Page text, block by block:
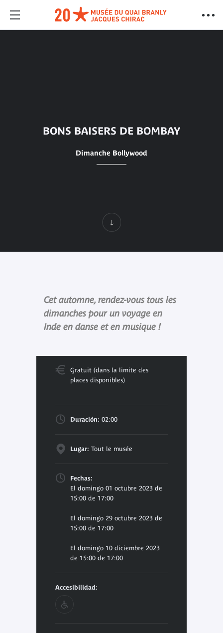
BONS BAISERS DE BOMBAY
Dimanche Bollywood
Cet automne, rendez-vous tous les
dimanches pour un voyage en
Inde en danse et en musique !
Gratuit (dans la limite des
places disponibles)
Duración: 02:00
Lugar: Tout le musée
Fechas:
El domingo 01 octubre 2023 de
15:00 de 17:00
El domingo 29 octubre 2023 de
15:00 de 17:00
El domingo 10 diciembre 2023
de 15:00 de 17:00
Accesibilidad: